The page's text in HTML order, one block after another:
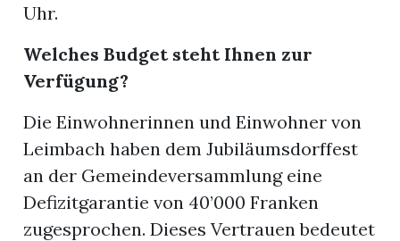
Uhr.
Welches Budget steht Ihnen zur
Verfügung?
Die Einwohnerinnen und Einwohner von
Leimbach haben dem Jubiläumsdorffest
an der Gemeindeversammlung eine
Defizitgarantie von 40’000 Franken
zugesprochen. Dieses Vertrauen bedeutet